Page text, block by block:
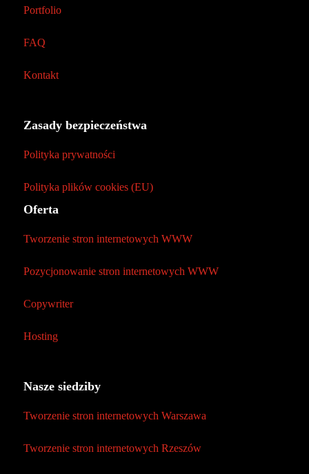
Portfolio
FAQ
Kontakt
Zasady bezpieczeństwa
Polityka prywatności
Polityka plików cookies (EU)
Oferta
Tworzenie stron internetowych WWW
Pozycjonowanie stron internetowych WWW
Copywriter
Hosting
Nasze siedziby
Tworzenie stron internetowych Warszawa
Tworzenie stron internetowych Rzeszów